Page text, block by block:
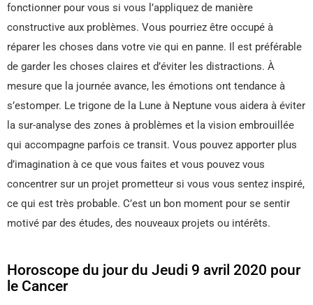
fonctionner pour vous si vous l’appliquez de manière
constructive aux problèmes. Vous pourriez être occupé à
réparer les choses dans votre vie qui en panne. Il est préférable
de garder les choses claires et d’éviter les distractions. À
mesure que la journée avance, les émotions ont tendance à
s’estomper. Le trigone de la Lune à Neptune vous aidera à éviter
la sur-analyse des zones à problèmes et la vision embrouillée
qui accompagne parfois ce transit. Vous pouvez apporter plus
d’imagination à ce que vous faites et vous pouvez vous
concentrer sur un projet prometteur si vous vous sentez inspiré,
ce qui est très probable. C’est un bon moment pour se sentir
motivé par des études, des nouveaux projets ou intérêts.
Horoscope du jour du Jeudi 9 avril 2020 pour
le Cancer